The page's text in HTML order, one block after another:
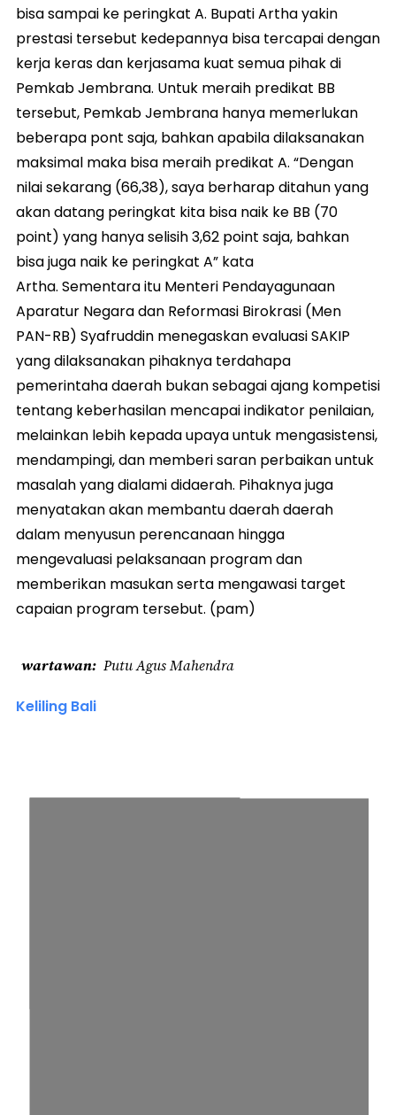
bisa sampai ke peringkat A. Bupati Artha yakin
prestasi tersebut kedepannya bisa tercapai dengan
kerja keras dan kerjasama kuat semua pihak di
Pemkab Jembrana. Untuk meraih predikat BB
tersebut, Pemkab Jembrana hanya memerlukan
beberapa pont saja, bahkan apabila dilaksanakan
maksimal maka bisa meraih predikat A. “Dengan
nilai sekarang (66,38), saya berharap ditahun yang
akan datang peringkat kita bisa naik ke BB (70
point) yang hanya selisih 3,62 point saja, bahkan
bisa juga naik ke peringkat A” kata
Artha. Sementara itu Menteri Pendayagunaan
Aparatur Negara dan Reformasi Birokrasi (Men
PAN-RB) Syafruddin menegaskan evaluasi SAKIP
yang dilaksanakan pihaknya terdahapa
pemerintaha daerah bukan sebagai ajang kompetisi
tentang keberhasilan mencapai indikator penilaian,
melainkan lebih kepada upaya untuk mengasistensi,
mendampingi, dan memberi saran perbaikan untuk
masalah yang dialami didaerah. Pihaknya juga
menyatakan akan membantu daerah daerah
dalam menyusun perencanaan hingga
mengevaluasi pelaksanaan program dan
memberikan masukan serta mengawasi target
capaian program tersebut. (pam)
wartawan Putu Agus Mahendra
Keliling Bali